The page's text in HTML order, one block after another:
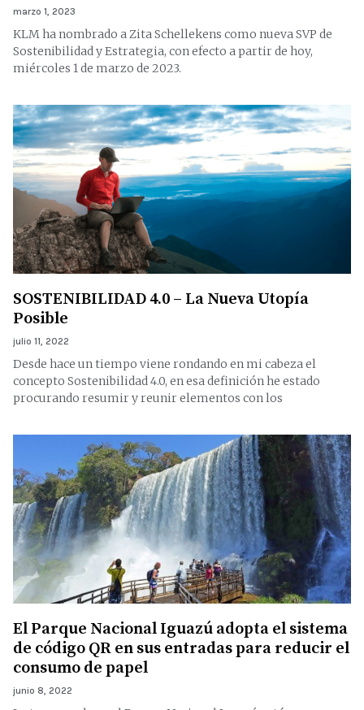
marzo 1, 2023
KLM ha nombrado a Zita Schellekens como nueva SVP de
Sostenibilidad y Estrategia, con efecto a partir de hoy,
miércoles 1 de marzo de 2023.
SOSTENIBILIDAD 4.0 – La Nueva Utopía
Posible
julio 11, 2022
Desde hace un tiempo viene rondando en mi cabeza el
concepto Sostenibilidad 4.0, en esa definición he estado
procurando resumir y reunir elementos con los
El Parque Nacional Iguazú adopta el sistema
de código QR en sus entradas para reducir el
consumo de papel
junio 8, 2022